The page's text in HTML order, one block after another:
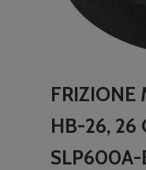
FRIZIONE
HB-26, 26
SLP600A-